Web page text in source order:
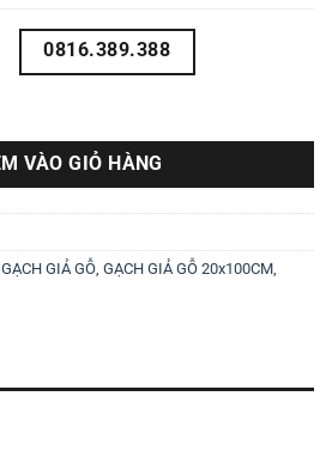
0816.389.388
số lượng
VÀO GIỎ HÀNG
GẠCH GIẢ GỖ, GẠCH GIẢ GỖ 20x100CM,